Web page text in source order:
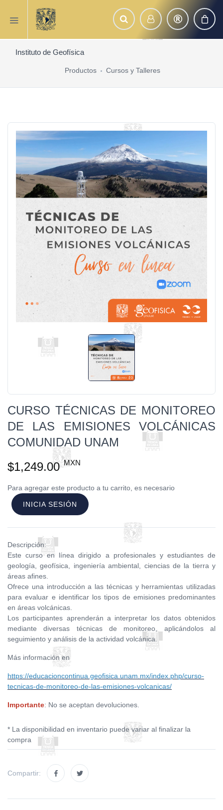
Instituto de Geofísica
Productos Cursos y Talleres
CURSO TÉCNICAS DE MONITOREO
DE LAS EMISIONES VOLCÁNICAS
COMUNIDAD UNAM
$1,249.00 MXN
Para agregar este producto a tu carrito, es necesario
INICIA SESIÓN
Descripción:
Este curso en línea dirigido a profesionales y estudiantes de
geología, geofísica, ingeniería ambiental, ciencias de la tierra y
áreas afines.
Ofrece una introducción a las técnicas y herramientas utilizadas
para evaluar e identificar los tipos de emisiones predominantes
en áreas volcánicas.
Los participantes aprenderán a interpretar los datos obtenidos
mediante diversas técnicas de monitoreo, aplicándolos al
seguimiento y análisis de la actividad volcánica.
Más información en
https://educacioncontinua.geofisica.unam.mx/index.php/curso-
tecnicas-de-monitoreo-de-las-emisiones-volcanicas/
Importante: No se aceptan devoluciones.
* La disponibilidad en inventario puede variar al finalizar la
compra
Compartir: